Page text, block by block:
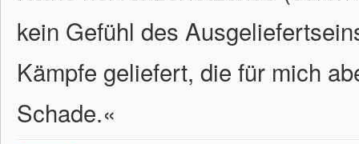
kein Gefühl des
Kämpfe geliefert, die für mich
Schade.«